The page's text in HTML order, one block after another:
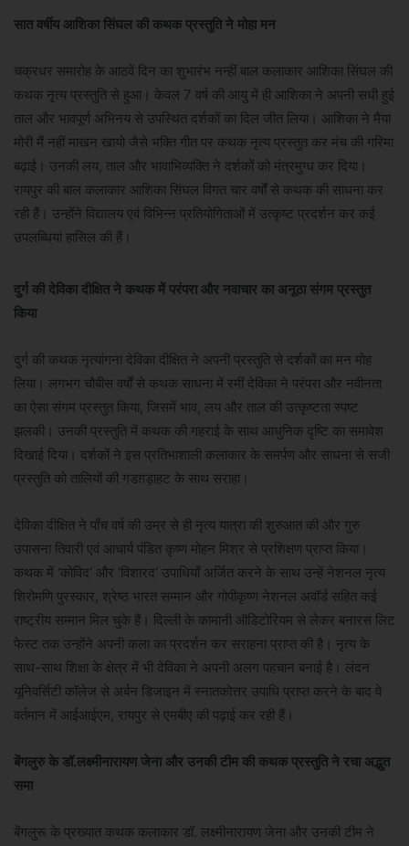
सात वर्षीय आशिका सिंघल की कथक प्रस्तुति ने मोहा मन
चक्रधर समारोह के आठवें दिन का शुभारंभ नन्हीं बाल कलाकार आशिका सिंघल की
कथक नृत्य प्रस्तुति से हुआ। केवल 7 वर्ष की आयु में ही आशिका ने अपनी सधी हुई
ताल और भावपूर्ण अभिनय से उपस्थित दर्शकों का दिल जीत लिया। आशिका ने मैया
मोरी मैं नहीं माखन खायो जैसे भक्ति गीत पर कथक नृत्य प्रस्तुत कर मंच की गरिमा
बढ़ाई। उनकी लय, ताल और भावाभिव्यक्ति ने दर्शकों को मंत्रमुग्ध कर दिया।
रायपुर की बाल कलाकार आशिका सिंघल विगत चार वर्षों से कथक की साधना कर
रही हैं। उन्होंने विद्यालय एवं विभिन्न प्रतियोगिताओं में उत्कृष्ट प्रदर्शन कर कई
उपलब्धियां हासिल की हैं।
दुर्ग की देविका दीक्षित ने कथक में परंपरा और नवाचार का अनूठा संगम प्रस्तुत
किया
दुर्ग की कथक नृत्यांगना देविका दीक्षित ने अपनी प्रस्तुति से दर्शकों का मन मोह
लिया। लगभग चौबीस वर्षों से कथक साधना में रमीं देविका ने परंपरा और नवीनता
का ऐसा संगम प्रस्तुत किया, जिसमें भाव, लय और ताल की उत्कृष्टता स्पष्ट
झलकी। उनकी प्रस्तुति में कथक की गहराई के साथ आधुनिक दृष्टि का समावेश
दिखाई दिया। दर्शकों ने इस प्रतिभाशाली कलाकार के समर्पण और साधना से सजी
प्रस्तुति को तालियों की गडग़ड़ाहट के साथ सराहा।
देविका दीक्षित ने पाँच वर्ष की उम्र से ही नृत्य यात्रा की शुरुआत की और गुरु
उपासना तिवारी एवं आचार्य पंडित कृष्ण मोहन मिश्र से प्रशिक्षण प्राप्त किया।
कथक में ‘कोविद‘ और ‘विशारद‘ उपाधियाँ अर्जित करने के साथ उन्हें नेशनल नृत्य
शिरोमणि पुरस्कार, श्रेष्ठ भारत सम्मान और गोपीकृष्ण नेशनल अवॉर्ड सहित कई
राष्ट्रीय सम्मान मिल चुके हैं। दिल्ली के कामानी ऑडिटोरियम से लेकर बनारस लिट
फेस्ट तक उन्होंने अपनी कला का प्रदर्शन कर सराहना प्राप्त की है। नृत्य के
साथ-साथ शिक्षा के क्षेत्र में भी देविका ने अपनी अलग पहचान बनाई है। लंदन
यूनिवर्सिटी कॉलेज से अर्बन डिजाइन में स्नातकोत्तर उपाधि प्राप्त करने के बाद वे
वर्तमान में आईआईएम, रायपुर से एमबीए की पढ़ाई कर रही हैं।
बेंगलुरु के डॉ.लक्ष्मीनारायण जेना और उनकी टीम की कथक प्रस्तुति ने रचा अद्भुत
समा
बेंगलुरू के प्रख्यात कथक कलाकार डॉ. लक्ष्मीनारायण जेना और उनकी टीम ने